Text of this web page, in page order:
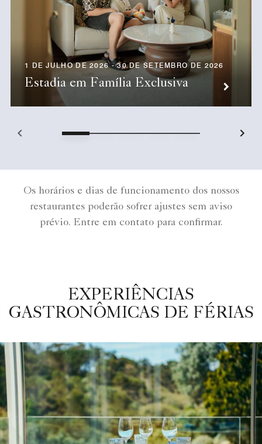
1 DE JULHO DE 2026 - 30 DE SETEMBRO DE 2026
Estadia em Família Exclusiva
Os horários e dias de funcionamento dos nossos
restaurantes poderão sofrer ajustes sem aviso
prévio. Entre em contato para confirmar.
EXPERIÊNCIAS
GASTRONÔMICAS DE FÉRIAS